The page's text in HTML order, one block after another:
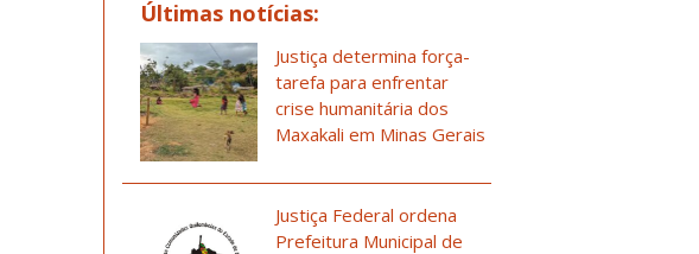
Últimas notícias:
Justiça determina força-
tarefa para enfrentar
crise humanitária dos
Maxakali em Minas Gerais
Justiça Federal ordena
Prefeitura Municipal de